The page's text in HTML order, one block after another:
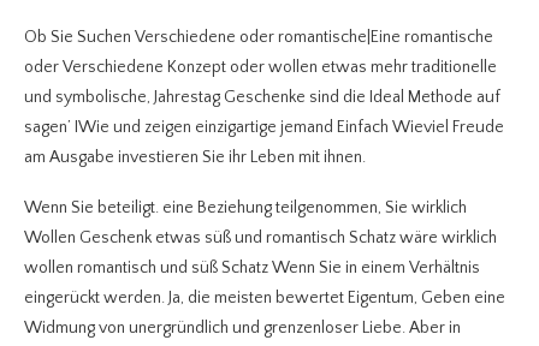
Ob Sie Suchen Verschiedene oder romantische|Eine romantische
oder Verschiedene Konzept oder wollen etwas mehr traditionelle
und symbolische, Jahrestag Geschenke sind die Ideal Methode auf
sagen’ IWie und zeigen einzigartige jemand Einfach Wieviel Freude
am Ausgabe investieren Sie ihr Leben mit ihnen.
Wenn Sie beteiligt. eine Beziehung teilgenommen, Sie wirklich
Wollen Geschenk etwas süß und romantisch Schatz wäre wirklich
wollen romantisch und süß Schatz Wenn Sie in einem Verhältnis
eingerückt werden. Ja, die meisten bewertet Eigentum, Geben eine
Widmung von unergründlich und grenzenloser Liebe. Aber in